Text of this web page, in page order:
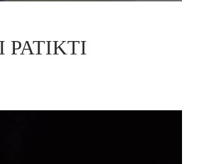
PATIKTI